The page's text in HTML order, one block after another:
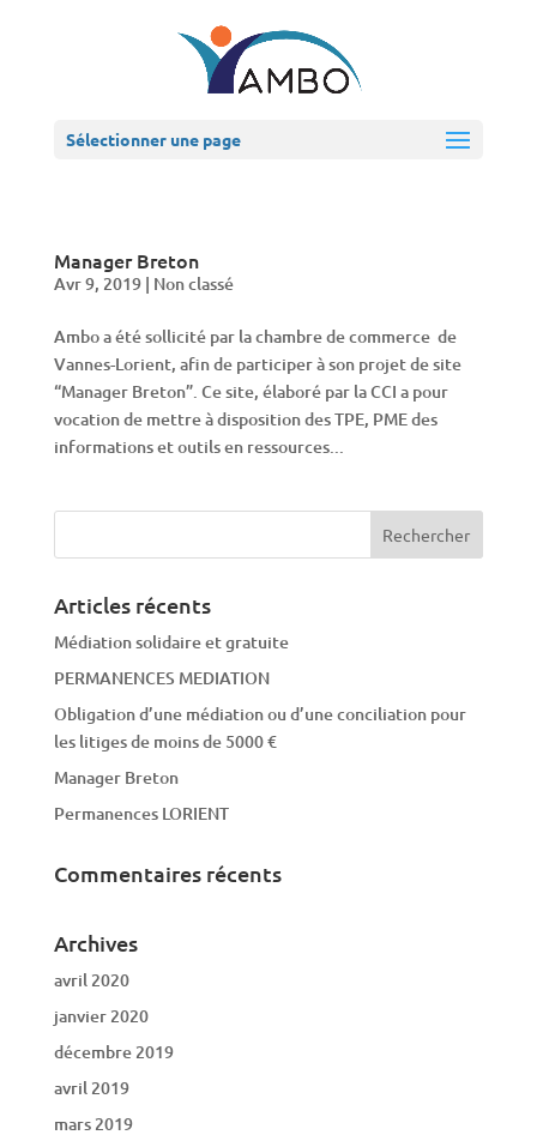
Sélectionner une page
Manager Breton
Avr 9, 2019| Non classé
Ambo a été sollicité par la chambre de commerce de
Vannes-Lorient, afin de participer à son projet de site
“Manager Breton”. Ce site, élaboré par la CCI a pour
vocation de mettre à disposition des TPE, PME des
informations et outils en ressources...
Articles récents
Médiation solidaire et gratuite
PERMANENCES MEDIATION
Obligation d’une médiation ou d’une conciliation pour
les litiges de moins de 5000 €
Manager Breton
Permanences LORIENT
Commentaires récents
Archives
avril 2020
janvier 2020
décembre 2019
avril 2019
mars 2019